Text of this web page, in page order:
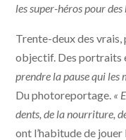
les super-héros pour des
Trente-deux des vrais,
objectif. Des portraits
prendre la pause qui les
Du photoreportage. «
dents, de la nourriture, de
ont l’habitude de jouer